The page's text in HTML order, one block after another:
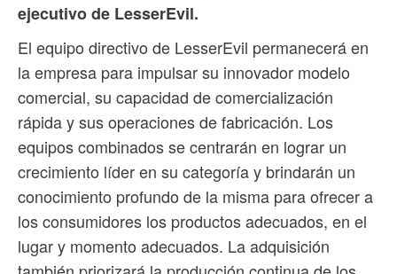
ejecutivo de LesserEvil.
El equipo directivo de LesserEvil permanecerá en
la empresa para impulsar su innovador modelo
comercial, su capacidad de comercialización
rápida y sus operaciones de fabricación. Los
equipos combinados se centrarán en lograr un
crecimiento líder en su categoría y brindarán un
conocimiento profundo de la misma para ofrecer a
los consumidores los productos adecuados, en el
lugar y momento adecuados. La adquisición